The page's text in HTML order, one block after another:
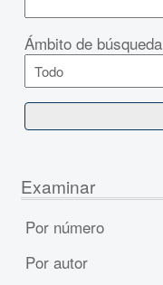
Ámbito de búsqueda
Examinar
Por número
Por autor